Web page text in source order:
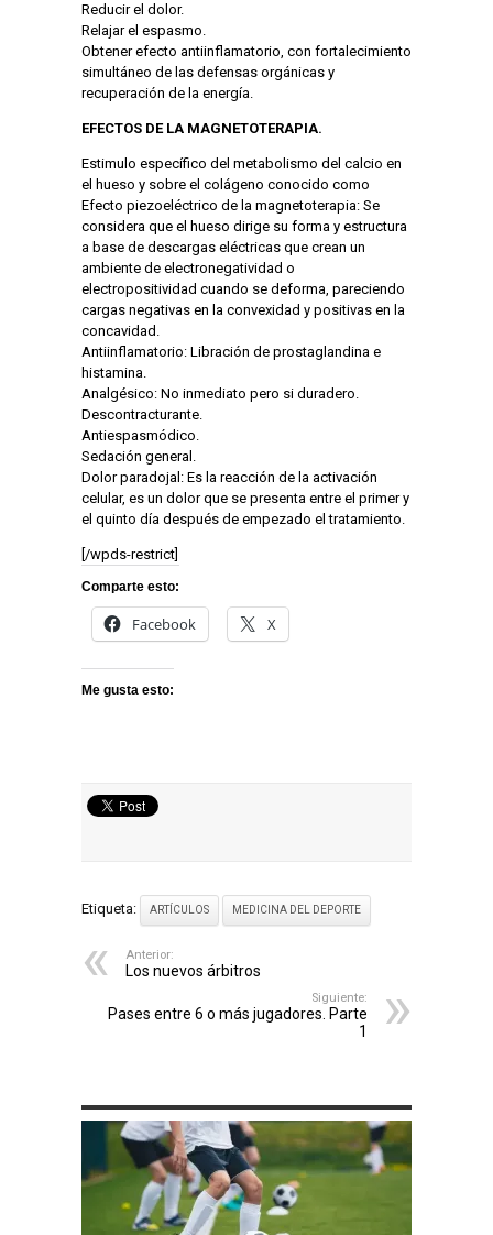
Reducir el dolor.
Relajar el espasmo.
Obtener efecto antiinflamatorio, con fortalecimiento
simultáneo de las defensas orgánicas y
recuperación de la energía.
EFECTOS DE LA MAGNETOTERAPIA.
Estimulo específico del metabolismo del calcio en
el hueso y sobre el colágeno conocido como
Efecto piezoeléctrico de la magnetoterapia: Se
considera que el hueso dirige su forma y estructura
a base de descargas eléctricas que crean un
ambiente de electronegatividad o
electropositividad cuando se deforma, pareciendo
cargas negativas en la convexidad y positivas en la
concavidad.
Antiinflamatorio: Libración de prostaglandina e
histamina.
Analgésico: No inmediato pero si duradero.
Descontracturante.
Antiespasmódico.
Sedación general.
Dolor paradojal: Es la reacción de la activación
celular, es un dolor que se presenta entre el primer y
el quinto día después de empezado el tratamiento.
[/wpds-restrict]
Comparte esto:
Facebook X
Me gusta esto:
Etiqueta: ARTÍCULOS MEDICINA DEL DEPORTE
Anterior:
Los nuevos árbitros
Siguiente:
Pases entre 6 o más jugadores. Parte
1